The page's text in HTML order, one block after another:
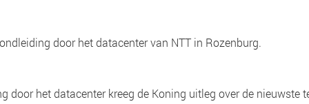
door het datacenter van NTT in Rozenburg.
door het datacenter kreeg de Koning uitleg over de nieuwste